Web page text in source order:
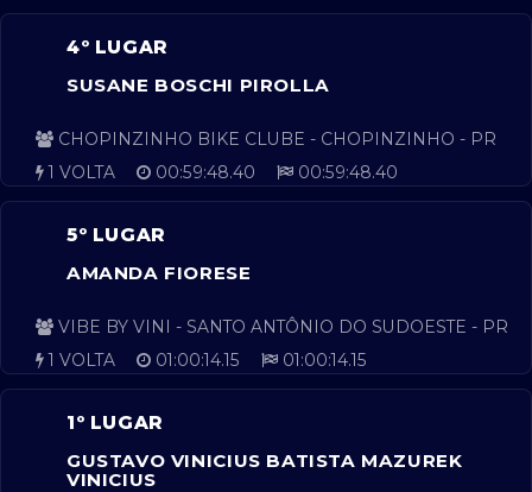
4º LUGAR
SUSANE BOSCHI PIROLLA
CHOPINZINHO BIKE CLUBE - CHOPINZINHO - PR
1 VOLTA
00:59:48.40 00:59:48.40
5º LUGAR
AMANDA FIORESE
VIBE BY VINI - SANTO ANTÔNIO DO SUDOESTE - PR
1 VOLTA
01:00:14.15 01:00:14.15
1º LUGAR
GUSTAVO VINICIUS BATISTA MAZUREK
VINICIUS